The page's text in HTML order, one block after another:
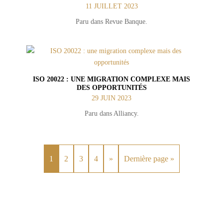
11 JUILLET 2023
Paru dans Revue Banque.
ISO 20022 : UNE MIGRATION COMPLEXE MAIS
DES OPPORTUNITÉS
29 JUIN 2023
Paru dans Alliancy.
1 2 3 4 » Dernière page »